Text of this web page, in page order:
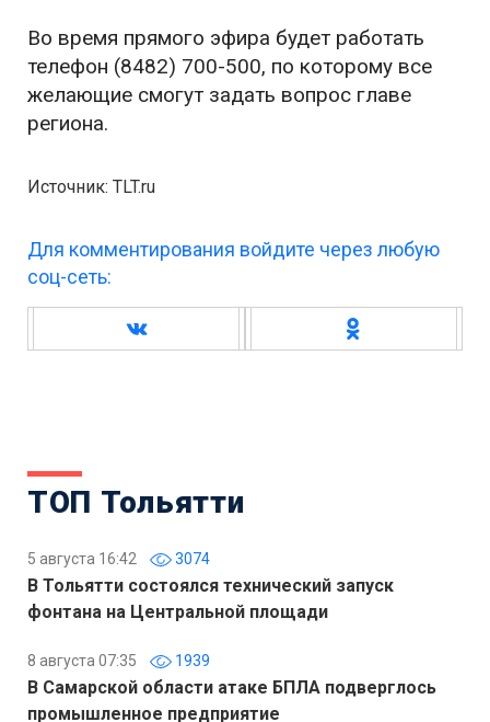
Во время прямого эфира будет работать
телефон (8482) 700-500, по которому все
желающие смогут задать вопрос главе
региона.
Источник: TLT.ru
Для комментирования войдите через любую
соц-сеть:
ТОП Тольятти
5 августа 16:42 3074
В Тольятти состоялся технический запуск
фонтана на Центральной площади
8 августа 07:35 1939
В Самарской области атаке БПЛА подверглось
промышленное предприятие